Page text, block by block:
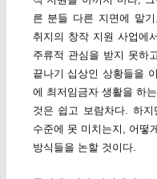
른 분들 다른 지면에 맡
취지의 창작 지원 사업에
주류적 관심을 받지 못하
끝나기 십상인 상황들을
에 최저임금자 생활을 하
것은 쉽고 보람차다. 하
수준에 못 미치는지, 어떻
방식들을 논할 것이다.